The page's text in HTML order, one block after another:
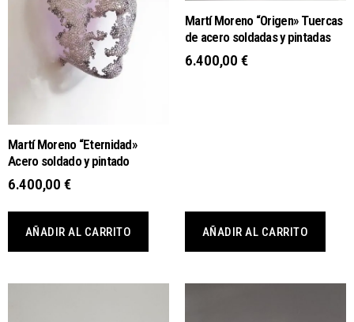
Martí Moreno “Eternidad»
Acero soldado y pintado
6.400,00 €
AÑADIR AL CARRITO
Martí Moreno “Origen» Tuercas
de acero soldadas y pintadas
6.400,00 €
AÑADIR AL CARRITO